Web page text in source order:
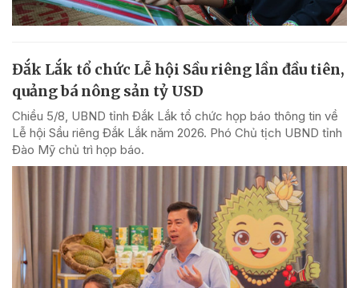
Đắk Lắk tổ chức Lễ hội Sầu riêng lần đầu tiên,
quảng bá nông sản tỷ USD
Chiều 5/8, UBND tỉnh Đắk Lắk tổ chức họp báo thông tin về
Lễ hội Sầu riêng Đắk Lắk năm 2026. Phó Chủ tịch UBND tỉnh
Đào Mỹ chủ trì họp báo.